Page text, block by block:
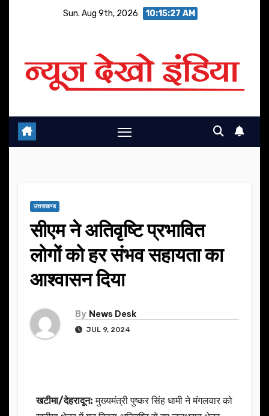
Sun. Aug 9th, 2026 10:15:28 AM
उत्तराखण्ड
सीएम ने अतिवृष्टि प्रभावित
लोगों को हर संभव सहायता का
आश्वासन दिया
By News Desk
JUL 9, 2024
खटीमा/देहरादून: मुख्यमंत्री पुष्कर सिंह धामी ने मंगलवार को